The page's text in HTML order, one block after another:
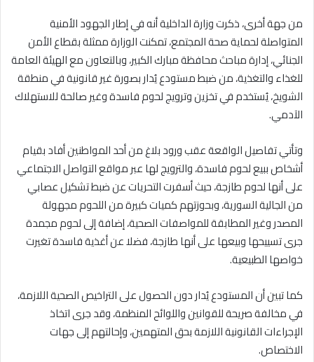
من جهة أخرى، ذكرت وزارة الداخلية أنه في إطار الجهود الأمنية
المتواصلة لحماية صحة المجتمع، تمكنت الوزارة ممثلة بقطاع الأمن
الجنائي، إدارة مباحث محافظة مبارك الكبير، وبالتعاون مع الهيئة العامة
للغذاء والتغذية، من ضبط مستودع يُدار بصورة غير قانونية في منطقة
الشويخ، يُستخدم في تخزين وترويج لحوم فاسدة وغير صالحة للاستهلاك
الآدمي.
وتأتي تفاصيل الواقعة عقب ورود بلاغ من أحد المواطنين أفاد بقيام
أشخاص ببيع لحوم فاسدة، والترويج لها عبر مواقع التواصل الاجتماعي
على أنها لحوم طازجة، حيث أسفرت التحريات عن ضبط تشكيل عصابي
من الجالية السورية، وبحوزتهم كميات كبيرة من اللحوم مجهولة
المصدر وغير المطابقة للمواصفات الصحية، إضافة إلى لحوم مجمدة
جرى تسييحها وبيعها على أنها طازجة، فضلا عن أغذية فاسدة تغيرت
خواصها الطبيعية.
كما تبين أن المستودع يُدار دون الحصول على التراخيص الصحية اللازمة،
في مخالفة صريحة للقوانين واللوائح المنظمة، وقد جرى اتخاذ
الإجراءات القانونية اللازمة بحق المتهمين، وإحالتهم إلى جهات
الاختصاص.